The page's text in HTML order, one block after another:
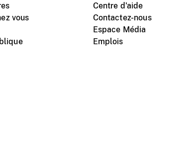
vous
Centre d'aide
Contactez-nous
Espace Média
Emplois